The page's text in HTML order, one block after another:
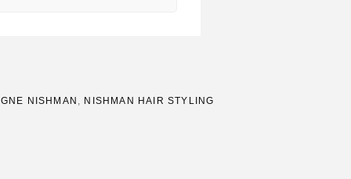
NISHMAN , NISHMAN HAIR STYLING